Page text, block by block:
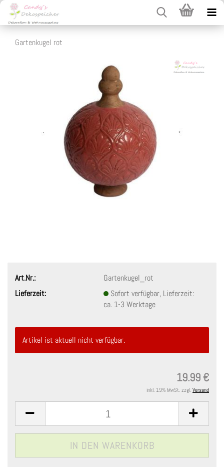
Gartenkugel rot
Art.Nr.:
Gartenkugel_rot
Lieferzeit:
Sofort verfügbar, Lieferzeit:
ca. 1-3 Werktage
Artikel ist aktuell nicht verfügbar.
19.99 €
inkl. 19% MwSt. zzgl. Versand